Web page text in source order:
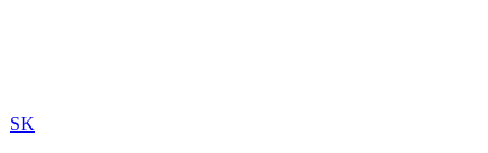
SK